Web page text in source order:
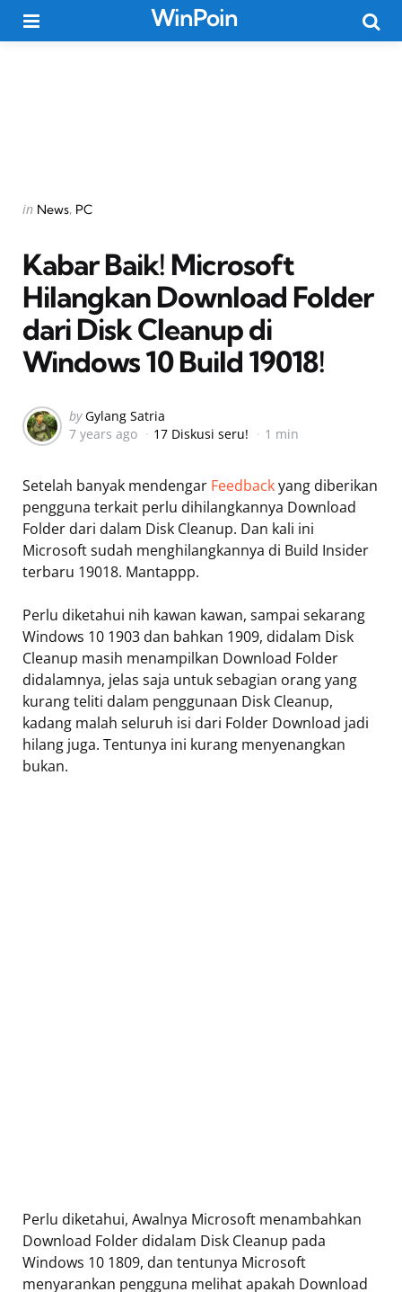
WinPoin
Categories
Posted
in News PC
Kabar Baik! Microsoft
Hilangkan Download Folder
dari Disk Cleanup di
Windows 10 Build 19018!
Posted
by
by Gylang Satria
7 years ago
17 Diskusi seru! 1 min
Setelah banyak mendengar Feedbackyang diberikan
pengguna terkait perlu dihilangkannya Download
Folder dari dalam Disk Cleanup. Dan kali ini
Microsoft sudah menghilangkannya di Build Insider
terbaru 19018. Mantappp.
Perlu diketahui nih kawan kawan, sampai sekarang
Windows 10 1903 dan bahkan 1909, didalam Disk
Cleanup masih menampilkan Download Folder
didalamnya, jelas saja untuk sebagian orang yang
kurang teliti dalam penggunaan Disk Cleanup,
kadang malah seluruh isi dari Folder Download jadi
hilang juga. Tentunya ini kurang menyenangkan
bukan.
Perlu diketahui, Awalnya Microsoft menambahkan
Download Folder didalam Disk Cleanup pada
Windows 10 1809, dan tentunya Microsoft
menyarankan pengguna melihat apakah Download